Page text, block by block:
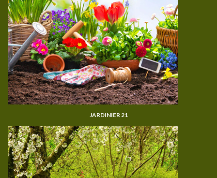
JARDINIER 21